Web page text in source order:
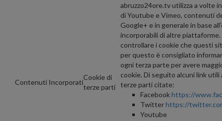
Contenuti Incorporati
Cookie di
terze parti
abruzzo24ore.tv utilizza a volte
di Youtube e Vimeo, contenuti
Google+ e in generale in base
incorporabili di altre
controllare i cookie che questi
per questo è consigliato
ogni terza parte per avere
cookie. Di seguito alcuni link utili
terze parti citate:
Facebookhttps://
Twitterhttps://
Youtube